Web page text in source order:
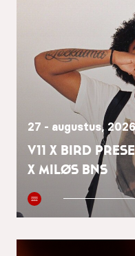
27 - augustus, 2026
V11 x BIRD
x MILØS BNS